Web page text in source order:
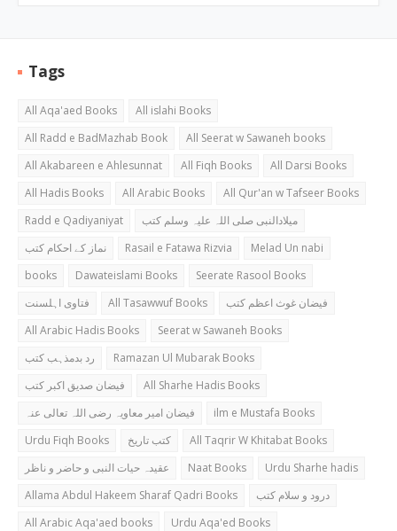
Tags
All Aqa'aed Books
All islahi Books
All Radd e BadMazhab Book
All Seerat w Sawaneh books
All Akabareen e Ahlesunnat
All Fiqh Books
All Darsi Books
All Hadis Books
All Arabic Books
All Qur'an w Tafseer Books
Radd e Qadiyaniyat
میلادالنبی صلی اللہ علیہ وسلم کتب
نماز کے احکام کتب
Rasail e Fatawa Rizvia
Melad Un nabi
books
Dawateislami Books
Seerate Rasool Books
فتاوی اہلسنت
All Tasawwuf Books
فیضان غوث اعظم کتب
All Arabic Hadis Books
Seerat w Sawaneh Books
رد بدمذہب کتب
Ramazan Ul Mubarak Books
فیضان صدیق اکبر کتب
All Sharhe Hadis Books
فیضان امیر معاویہ رضی اللہ تعالی عنہ
ilm e Mustafa Books
Urdu Fiqh Books
کتب تاریخ
All Taqrir W Khitabat Books
عقیدہ حیات النبی و حاضر و ناظر
Naat Books
Urdu Sharhe hadis
Allama Abdul Hakeem Sharaf Qadri Books
درود و سلام کتب
All Arabic Aqa'aed books
Urdu Aqa'ed Books